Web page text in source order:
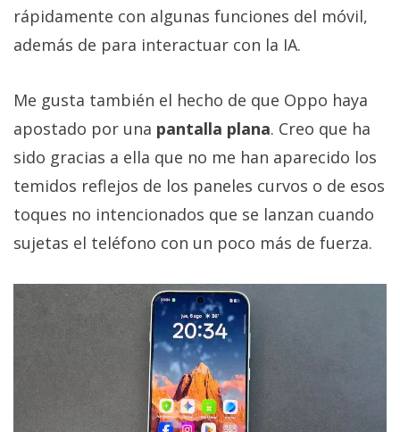
rápidamente con algunas funciones del móvil,
además de para interactuar con la IA.
Me gusta también el hecho de que Oppo haya
apostado por una pantalla plana. Creo que ha
sido gracias a ella que no me han aparecido los
temidos reflejos de los paneles curvos o de esos
toques no intencionados que se lanzan cuando
sujetas el teléfono con un poco más de fuerza.